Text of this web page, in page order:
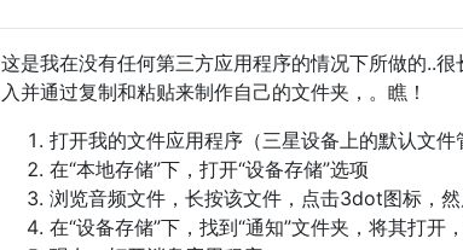
这是我在没有任何第三方应用程序的情况下所做的..
入并通过复制和粘贴来制作自己的文件夹，。瞧！
打开我的文件应用程序（三星设备上的默认文件
在“本地存储”下，打开“设备存储”选项
浏览音频文件，长按该文件，点击3dot图标，然
在“设备存储”下，找到“通知”文件夹，将其打开